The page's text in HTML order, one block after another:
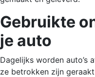
Gebruikte
je auto
Dagelijks worden auto’s
ze betrokken zijn